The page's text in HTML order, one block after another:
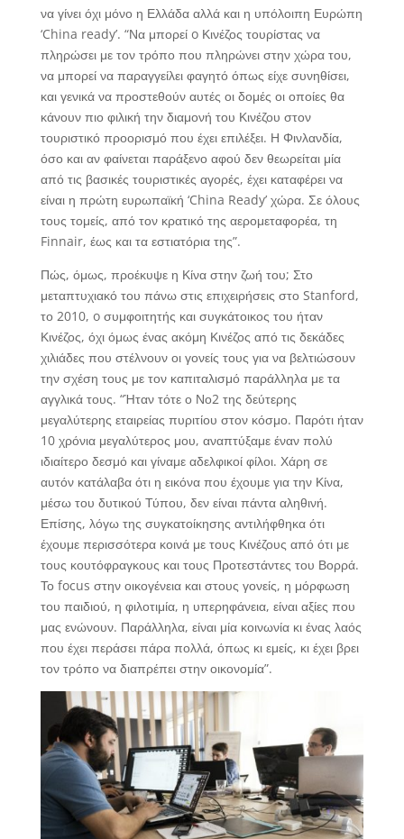
να γίνει όχι μόνο η Ελλάδα αλλά και η υπόλοιπη Ευρώπη
‘China ready’. “Να μπορεί o Κινέζος τουρίστας να
πληρώσει με τον τρόπο που πληρώνει στην χώρα του,
να μπορεί να παραγγείλει φαγητό όπως είχε συνηθίσει,
και γενικά να προστεθούν αυτές οι δομές οι οποίες θα
κάνουν πιο φιλική την διαμονή του Κινέζου στον
τουριστικό προορισμό που έχει επιλέξει. Η Φινλανδία,
όσο και αν φαίνεται παράξενο αφού δεν θεωρείται μία
από τις βασικές τουριστικές αγορές, έχει καταφέρει να
είναι η πρώτη ευρωπαϊκή ‘China Ready’ χώρα. Σε όλους
τους τομείς, από τον κρατικό της αερομεταφορέα, τη
Finnair, έως και τα εστιατόρια της”.
Πώς, όμως, προέκυψε η Κίνα στην ζωή του; Στο
μεταπτυχιακό του πάνω στις επιχειρήσεις στο Stanford,
το 2010, o συμφοιτητής και συγκάτοικος του ήταν
Κινέζος, όχι όμως ένας ακόμη Κινέζος από τις δεκάδες
χιλιάδες που στέλνουν οι γονείς τους για να βελτιώσουν
την σχέση τους με τον καπιταλισμό παράλληλα με τα
αγγλικά τους. “Ήταν τότε ο Νο2 της δεύτερης
μεγαλύτερης εταιρείας πυριτίου στον κόσμο. Παρότι ήταν
10 χρόνια μεγαλύτερος μου, αναπτύξαμε έναν πολύ
ιδιαίτερο δεσμό και γίναμε αδελφικοί φίλοι. Χάρη σε
αυτόν κατάλαβα ότι η εικόνα που έχουμε για την Κίνα,
μέσω του δυτικού Τύπου, δεν είναι πάντα αληθινή.
Επίσης, λόγω της συγκατοίκησης αντιλήφθηκα ότι
έχουμε περισσότερα κοινά με τους Κινέζους από ότι με
τους κουτόφραγκους και τους Προτεστάντες του Βορρά.
Το focus στην οικογένεια και στους γονείς, η μόρφωση
του παιδιού, η φιλοτιμία, η υπερηφάνεια, είναι αξίες που
μας ενώνουν. Παράλληλα, είναι μία κοινωνία κι ένας λαός
που έχει περάσει πάρα πολλά, όπως κι εμείς, κι έχει βρει
τον τρόπο να διαπρέπει στην οικονομία”.